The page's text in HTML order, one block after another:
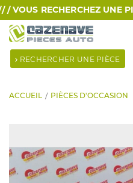
VOUS RECHERCHEZ UNE
RECHERCHER UNE PIÈCE
ACCUEIL PIÈCES D'OCCASION